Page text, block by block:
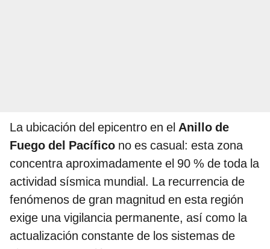
La ubicación del epicentro en el Anillo de
Fuego del Pacífico no es casual: esta zona
concentra aproximadamente el 90 % de toda la
actividad sísmica mundial. La recurrencia de
fenómenos de gran magnitud en esta región
exige una vigilancia permanente, así como la
actualización constante de los sistemas de